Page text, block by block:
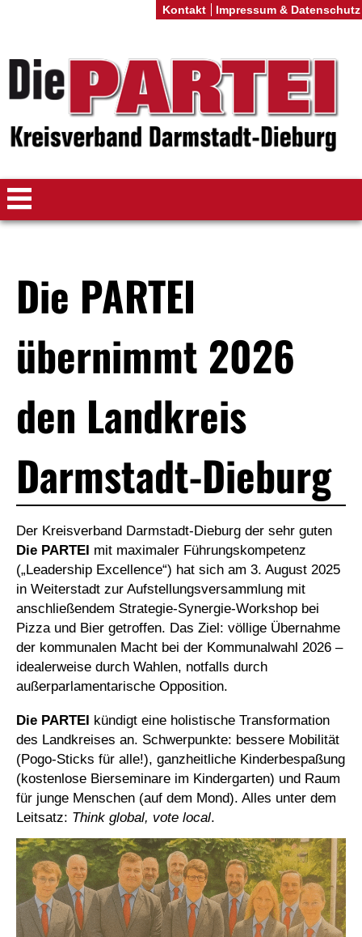
Die PARTEI
übernimmt 2026
den Landkreis
Darmstadt-Dieburg
Der Kreisverband Darmstadt-Dieburg der sehr guten
Die PARTEI mit maximaler Führungskompetenz
(„Leadership Excellence“) hat sich am 3. August 2025
in Weiterstadt zur Aufstellungsversammlung mit
anschließendem Strategie-Synergie-Workshop bei
Pizza und Bier getroffen. Das Ziel: völlige Übernahme
der kommunalen Macht bei der Kommunalwahl 2026 –
idealerweise durch Wahlen, notfalls durch
außerparlamentarische Opposition.
Die PARTEI kündigt eine holistische Transformation
des Landkreises an. Schwerpunkte: bessere Mobilität
(Pogo-Sticks für alle!), ganzheitliche Kinderbespaßung
(kostenlose Bierseminare im Kindergarten) und Raum
für junge Menschen (auf dem Mond). Alles unter dem
Leitsatz: Think global, vote local.
Kontakt Impressum & Datenschutz